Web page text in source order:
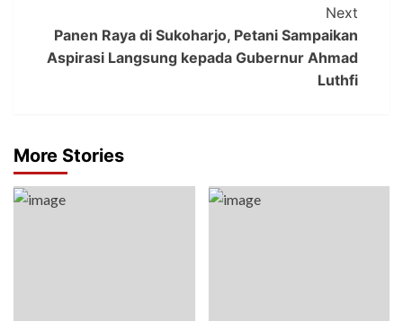
Next
Panen Raya di Sukoharjo, Petani Sampaikan
Aspirasi Langsung kepada Gubernur Ahmad
Luthfi
More Stories